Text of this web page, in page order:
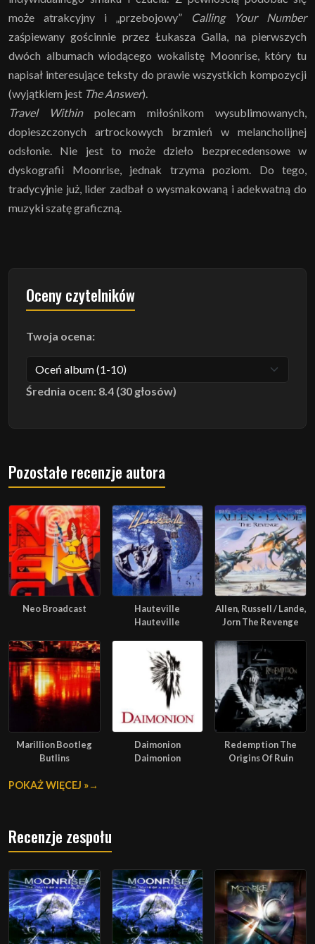
może atrakcyjny i „przebojowy” Calling Your Number
zaśpiewany gościnnie przez Łukasza Galla, na pierwszych
dwóch albumach wiodącego wokalistę Moonrise, który tu
napisał interesujące teksty do prawie wszystkich kompozycji
(wyjątkiem jest The Answer).
Travel Withinpolecam miłośnikom wysublimowanych,
dopieszczonych artrockowych brzmień w melancholijnej
odsłonie. Nie jest to może dzieło bezprecedensowe w
dyskografii Moonrise, jednak trzyma poziom. Do tego,
tradycyjnie już, lider zadbał o wysmakowaną i adekwatną do
muzyki szatę graficzną.
Oceny czytelników
Twoja ocena:
Średnia ocen: 8.4 (30 głosów)
Pozostałe recenzje autora
Neo Broadcast
Hauteville
Hauteville
Allen, Russell / Lande,
Jorn The Revenge
Marillion Bootleg
Butlins
Daimonion
Daimonion
Redemption The
Origins Of Ruin
POKAŻ WIĘCEJ »
Recenzje zespołu